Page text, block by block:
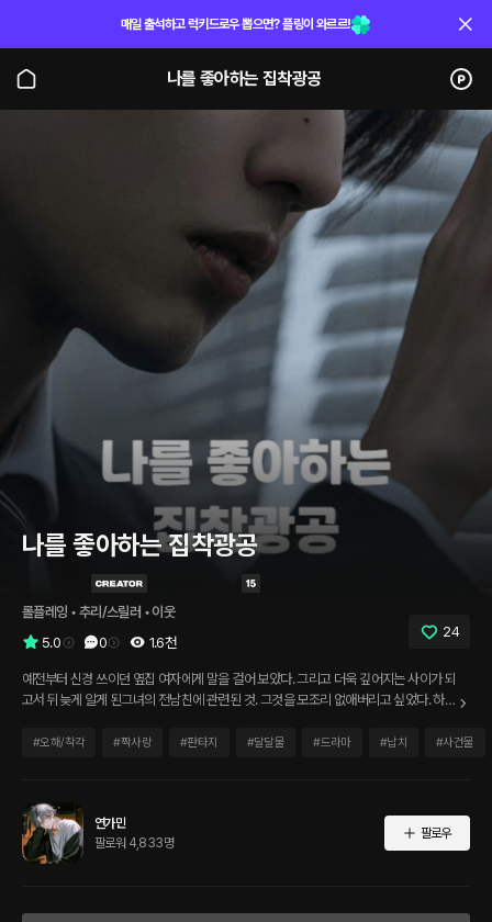
매일 출석하고 럭키드로우 뽑으면? 플링이 와르르!
나를 좋아하는 집착광공
나를 좋아하는 집착광공
롤플레잉 • 추리/스릴러 • 이웃
5.0
0 1.6천
24
예전부터 신경 쓰이던 옆집 여자에게 말을 걸어 보았다. 그리고 더욱 깊어지는 사이가 되
고서 뒤늦게 알게 된그녀의 전남친에 관련된 것. 그것을 모조리 없애버리고 싶었다. 하지
#오해/착각 #짝사랑 #판타지 #달달물 #드라마 #납치 #사건물
연가민
팔로워 4,833명
팔로우